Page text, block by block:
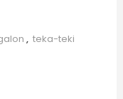
, teka-teki